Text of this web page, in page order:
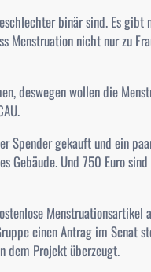
binär sind. Es
Menstruation nicht nur zu
deswegen wollen die
Spender gekauft und ein
Gebäude. Und 750 Euro
einen Antrag im
dem Projekt überzeugt.